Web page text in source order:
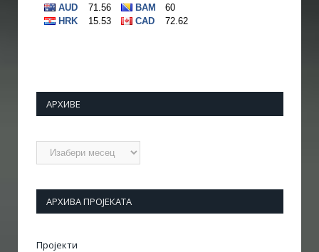
АРХИВЕ
Архиве
АРХИВА ПРОЈЕКАТА
Пројекти